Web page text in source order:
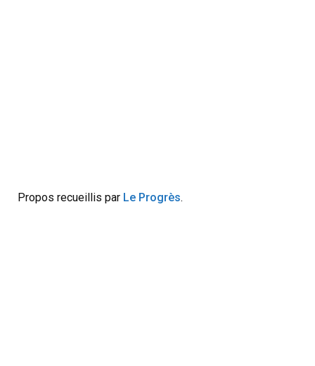
Propos recueillis par Le Progrès.